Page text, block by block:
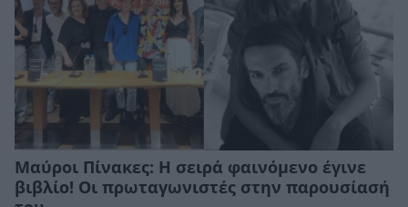
Μαύροι Πίνακες: Η σειρά φαινόμενο έγινε
βιβλίο! Οι πρωταγωνιστές στην παρουσίασή